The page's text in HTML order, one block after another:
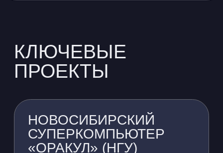
Ознакомлен(а) сПолитикой в